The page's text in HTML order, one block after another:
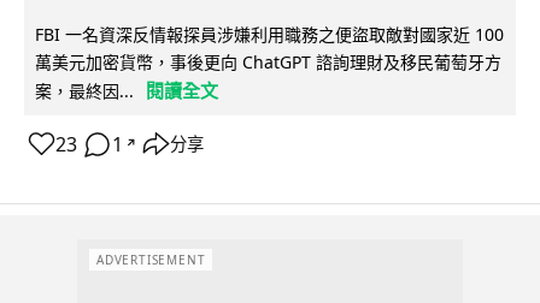
FBI 一名資深反情報探員涉嫌利用職務之便盜取敵對國家近 100
萬美元加密貨幣，事後更向 ChatGPT 諮詢理財及移民葡萄牙方
案，最終因...
閱讀全文
23 1 ↗ 分享
ADVERTISEMENT